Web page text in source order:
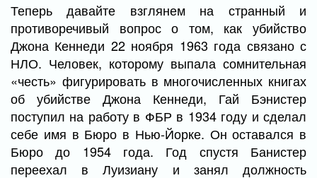
Теперь давайте взглянем на странный и
противоречивый вопрос о том, как убийство
Джона Кеннеди 22 ноября 1963 года связано с
НЛО. Человек, которому выпала сомнительная
«честь» фигурировать в многочисленных книгах
об убийстве Джона Кеннеди, Гай Бэнистер
поступил на работу в ФБР в 1934 году и сделал
себе имя в Бюро в Нью-Йорке. Он оставался в
Бюро до 1954 года. Год спустя Банистер
переехал в Луизиану и занял должность